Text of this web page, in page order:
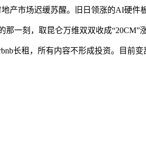
市场迟缓苏醒。旧日领涨的AI硬件板
一刻，取昆仑万维双双收成“20CM”涨
长租，所有内容不形成投资。目前